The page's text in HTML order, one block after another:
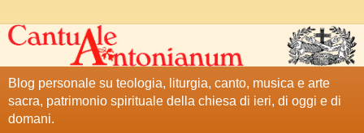
Blog personale su teologia, liturgia, canto, musica e arte
sacra, patrimonio spirituale della chiesa di ieri, di oggi e di
domani.